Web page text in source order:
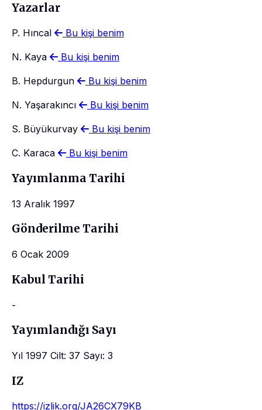
Yazarlar
P. Hıncal Bu kişi benim
N. Kaya Bu kişi benim
B. Hepdurgun Bu kişi benim
N. Yaşarakıncı Bu kişi benim
S. Büyükurvay Bu kişi benim
C. Karaca Bu kişi benim
Yayımlanma Tarihi
13 Aralık 1997
Gönderilme Tarihi
6 Ocak 2009
Kabul Tarihi
-
Yayımlandığı Sayı
Yıl 1997 Cilt: 37 Sayı: 3
IZ
https://izlik.org/JA26CX79KB